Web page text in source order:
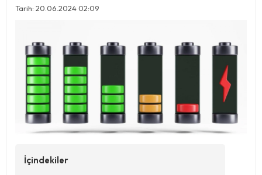
Tarih: 20.06.2024 02:09
İçindekiler